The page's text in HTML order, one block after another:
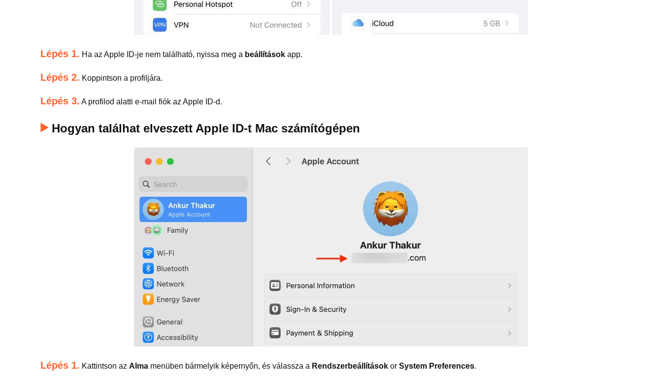
Lépés 1. Ha az Apple ID-je nem található, nyissa meg a beállítások app.
Lépés 2. Koppintson a profiljára.
Lépés 3. A profilod alatti e-mail fiók az Apple ID-d.
Hogyan találhat elveszett Apple ID-t Mac számítógépen
Lépés 1. Kattintson az Alma menüben bármelyik képernyőn, és válassza a Rendszerbeállítások or System Preferences.